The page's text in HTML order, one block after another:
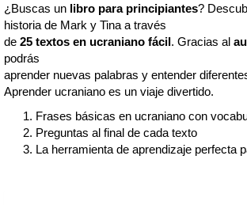
1
(PACK
ebook
+
papel)
cantidad
¿Buscas un libro para principiantes?
historia de Mark y Tina a través
de 25 textos en ucraniano fácil. Gracias al
podrás
aprender nuevas palabras y entender
Aprender ucraniano es un viaje divertido.
Frases básicas en ucraniano con
Preguntas al final de cada texto
La herramienta de aprendizaje perfecta